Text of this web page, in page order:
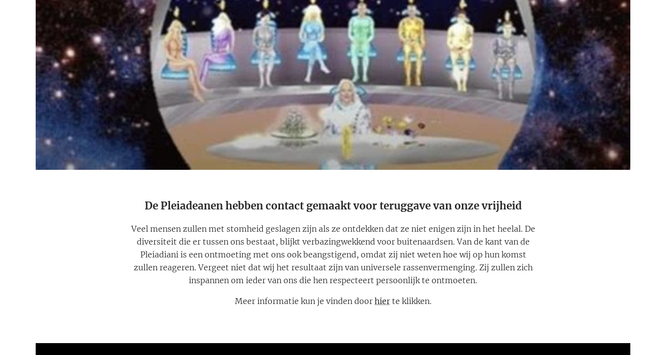
De Pleiadeanen hebben contact gemaakt voor teruggave van onze vrijheid
Veel mensen zullen met stomheid geslagen zijn als ze ontdekken dat ze niet enigen zijn in het heelal. De
diversiteit die er tussen ons bestaat, blijkt verbazingwekkend voor buitenaardsen. Van de kant van de
Pleiadiani is een ontmoeting met ons ook beangstigend, omdat zij niet weten hoe wij op hun komst
zullen reageren. Vergeet niet dat wij het resultaat zijn van universele rassenvermenging. Zij zullen zich
inspannen om ieder van ons die hen respecteert persoonlijk te ontmoeten.
Meer informatie kun je vinden door hierte klikken.